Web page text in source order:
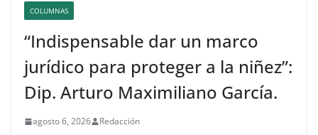
COLUMNAS
“Indispensable dar un marco
jurídico para proteger a la niñez”:
Dip. Arturo Maximiliano García.
agosto 6, 2026 Redacción